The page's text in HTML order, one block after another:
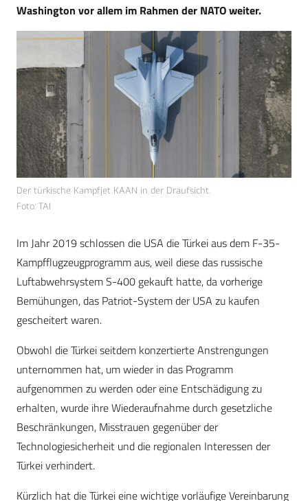
Washington vor allem im Rahmen der NATO weiter.
Der türkische Kampfjet KAAN in der Draufsicht.
Foto: TAI
Im Jahr 2019 schlossen die USA die Türkei aus dem F-35-
Kampfflugzeugprogramm aus, weil diese das russische
Luftabwehrsystem S-400 gekauft hatte, da vorherige
Bemühungen, das Patriot-System der USA zu kaufen
gescheitert waren.
Obwohl die Türkei seitdem konzertierte Anstrengungen
unternommen hat, um wieder in das Programm
aufgenommen zu werden oder eine Entschädigung zu
erhalten, wurde ihre Wiederaufnahme durch gesetzliche
Beschränkungen, Misstrauen gegenüber der
Technologiesicherheit und die regionalen Interessen der
Türkei verhindert.
Kürzlich hat die Türkei eine wichtige vorläufige Vereinbarung